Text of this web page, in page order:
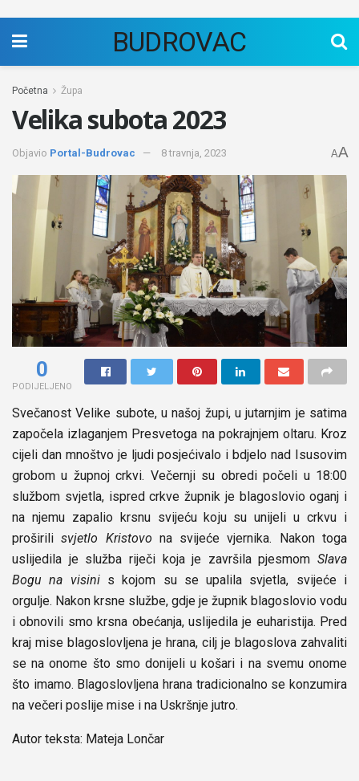
BUDROVAC
Početna Župa
Velika subota 2023
Objavio Portal-Budrovac 8 travnja, 2023 AA
0
PODIJELJENO
Svečanost Velike subote, u našoj župi, u jutarnjim je satima
započela izlaganjem Presvetoga na pokrajnjem oltaru. Kroz
cijeli dan mnoštvo je ljudi posjećivalo i bdjelo nad Isusovim
grobom u župnoj crkvi. Večernji su obredi počeli u 18:00
službom svjetla, ispred crkve župnik je blagoslovio oganj i
na njemu zapalio krsnu svijeću koju su unijeli u crkvu i
proširilisvjetlo Kristovo na svijeće vjernika. Nakon toga
uslijedila je služba riječi koja je završila pjesmom Slava
Bogu na visinis kojom su se upalila svjetla, svijeće i
orgulje. Nakon krsne službe, gdje je župnik blagoslovio vodu
i obnovili smo krsna obećanja, uslijedila je euharistija. Pred
kraj mise blagoslovljena je hrana, cilj je blagoslova zahvaliti
se na onome što smo donijeli u košari i na svemu onome
što imamo. Blagoslovljena hrana tradicionalno se konzumira
na večeri poslije mise i na Uskršnje jutro.
Autor teksta: Mateja Lončar